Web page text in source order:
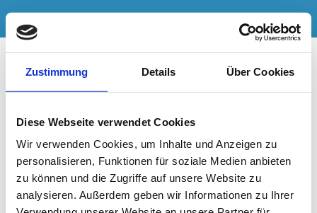
Zustimmung Details Über Cookies
Diese Webseite verwendet Cookies
Wir verwenden Cookies, um Inhalte und Anzeigen zu
personalisieren, Funktionen für soziale Medien anbieten
zu können und die Zugriffe auf unsere Website zu
analysieren. Außerdem geben wir Informationen zu Ihrer
MeisCon